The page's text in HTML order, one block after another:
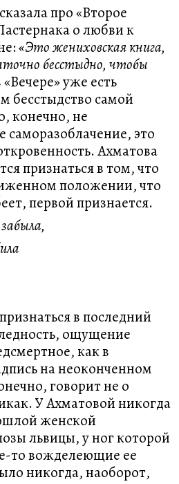
про «Второе
о любви к
«Это жениховская книга,
бесстыдно, чтобы
«Вечере» уже есть
бесстыдство самой
конечно, не
саморазоблачение, это
Ахматова
признаться в том, что
положении, что
первой признается.
в последний
ощущение
как в
на неоконченном
говорит не о
У Ахматовой никогда
женской
львицы, у ног которой
то вожделеющие ее
никогда, наоборот,